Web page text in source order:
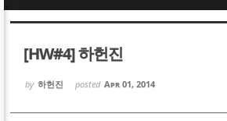
[HW#4] 하헌진
by 하헌진 posted Apr 01, 2014
Sketchbook5, 스케치북5
Sketchbook5, 스케치북5